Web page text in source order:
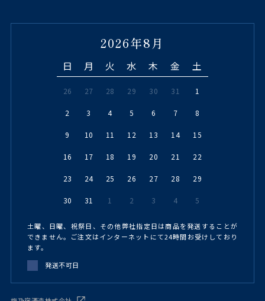
2026年8月
日 月 火 水 木 金 土
26 27 28 29 30 31 1
2 3 4 5 6 7 8
9 10 11 12 13 14 15
16 17 18 19 20 21 22
23 24 25 26 27 28 29
30 31 1 2 3 4 5
土曜、日曜、祝祭日、その他弊社指定日は商品を発送することが
できません。ご注文はインターネットにて24時間お受けしており
ます。
発送不可日